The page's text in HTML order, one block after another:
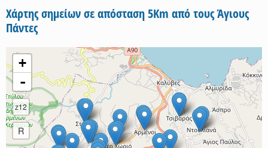
Χάρτης σημείων σε απόσταση 5Km από τους Άγιους
Πάντες
+
-
z12
R